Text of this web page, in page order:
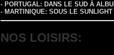
- PORTUGAL: DANS LE SUD À
- MARTINIQUE: SOUS LE
NOS LOISIRS: